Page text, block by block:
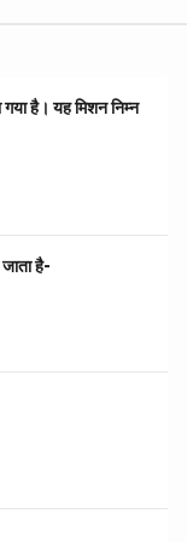
का आंचलिक
गया है। यह मिशन निम्न
है-